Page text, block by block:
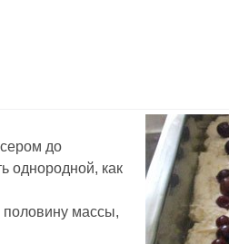
до
однородной, как
массы,